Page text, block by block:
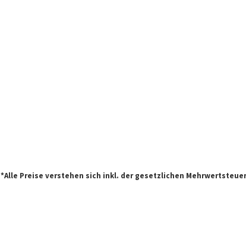
*Alle Preise verstehen sich inkl. der gesetzlichen